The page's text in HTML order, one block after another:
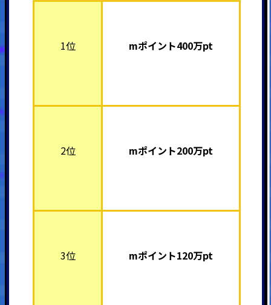
1位 mポイント400万pt
2位 mポイント200万pt
3位 mポイント120万pt